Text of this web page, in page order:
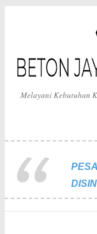
Melayani Kebutuhan